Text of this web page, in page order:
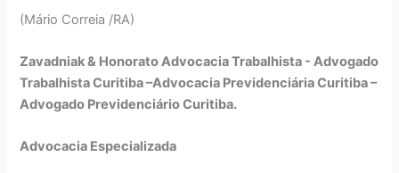
(Mário Correia /RA)
Zavadniak & Honorato Advocacia Trabalhista - Advogado
Trabalhista Curitiba –Advocacia Previdenciária Curitiba –
Advogado Previdenciário Curitiba.
Advocacia Especializada